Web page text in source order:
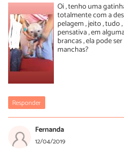
Oi , tenho uma
totalmente com a
pelagem , jeito , tudo
pensativa , em
brancas , ela pode
manchas?
Responder
Fernanda
12/04/2019